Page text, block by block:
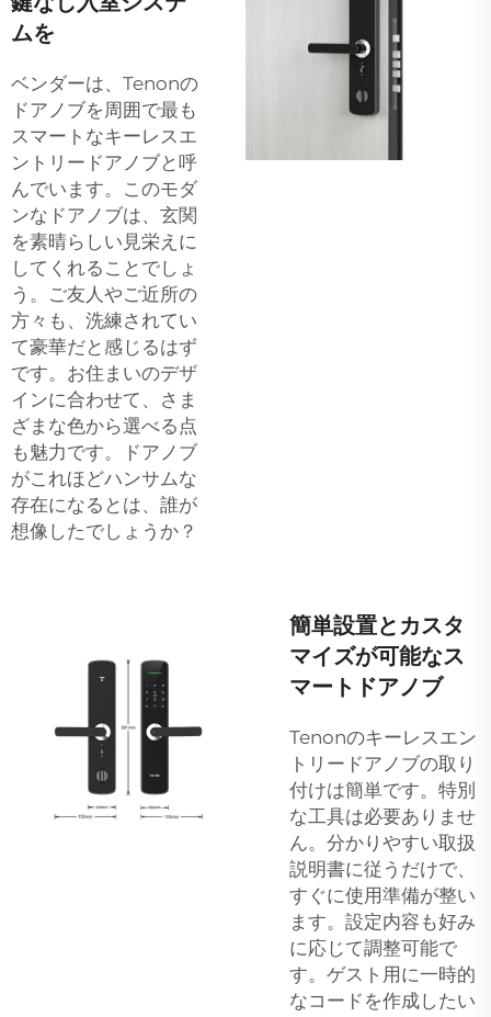
ムを
ベンダーは、Tenonの
ドアノブを周囲で最も
スマートなキーレスエ
ントリードアノブと呼
んでいます。このモダ
ンなドアノブは、玄関
を素晴らしい見栄えに
してくれることでしょ
う。ご友人やご近所の
方々も、洗練されてい
て豪華だと感じるはず
です。お住まいのデザ
インに合わせて、さま
ざまな色から選べる点
も魅力です。ドアノブ
がこれほどハンサムな
存在になるとは、誰が
想像したでしょうか？
簡単設置とカスタ
マイズが可能なス
マートドアノブ
Tenonのキーレスエン
トリードアノブの取り
付けは簡単です。特別
な工具は必要ありませ
ん。分かりやすい取扱
説明書に従うだけで、
すぐに使用準備が整い
ます。設定内容も好み
に応じて調整可能で
す。ゲスト用に一時的
なコードを作成したい